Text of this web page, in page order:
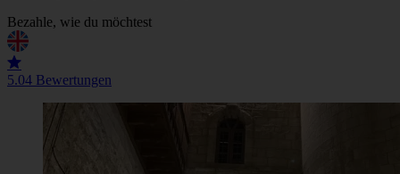
Bezahle, wie du möchtest
5.04 Bewertungen